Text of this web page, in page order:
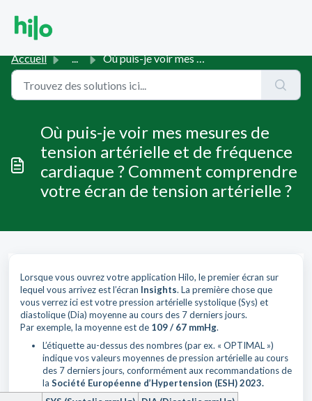
Accueil ... Où puis-je voir mes mesures de tension artérielle et de f...
Où puis-je voir mes mesures de
tension artérielle et de fréquence
cardiaque ? Comment comprendre
votre écran de tension artérielle ?
Lorsque vous ouvrez votre application Hilo, le premier écran sur
lequel vous arrivez est l’écran Insights. La première chose que
vous verrez ici est votre pression artérielle systolique (Sys) et
diastolique (Dia) moyenne au cours des 7 derniers jours.
Par exemple, la moyenne est de 109 / 67 mmHg.
L’étiquette au-dessus des nombres (par ex. « OPTIMAL »)
indique vos valeurs moyennes de pression artérielle au cours
des 7 derniers jours, conformément aux recommandations de
la Société Européenne d’Hypertension (ESH) 2023.